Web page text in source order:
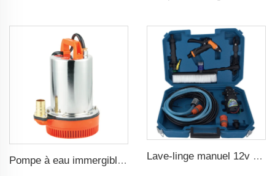
Pompe à eau immergible en courant continu 24 volts Lave-linge manuel 12v portable machine à laver haute pression pour voiture